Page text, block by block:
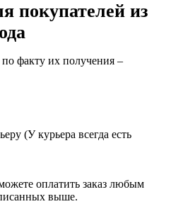
покупателей из
факту их получения –
(У курьера всегда есть
оплатить заказ любым
выше.